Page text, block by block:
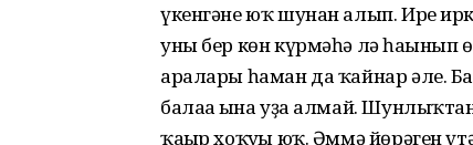
үкенгәне юҡ шунан алып. Ире
уны бер көн күрмәһә лә һағынып
аралары һаман да ҡайнар әле.
балаға ғына уҙа алмай.
ҡағыр хоҡуғы юҡ. Әммә йөрәген